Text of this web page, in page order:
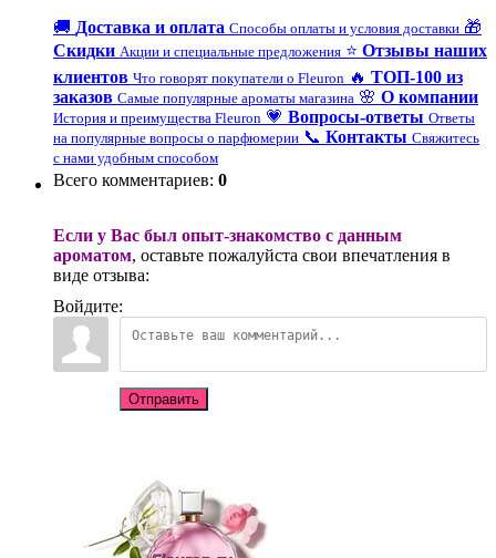
🚚 Доставка и оплата Способы оплаты и условия доставки 🎁
Скидки Акции и специальные предложения ⭐ Отзывы наших
клиентов Что говорят покупатели о Fleuron 🔥 ТОП-100 из
заказов Самые популярные ароматы магазина 🌸 О компании
История и преимущества Fleuron 💗 Вопросы-ответы Ответы
на популярные вопросы о парфюмерии 📞 Контакты Свяжитесь
с нами удобным способом
Всего комментариев: 0
Если у Вас был опыт-знакомство с данным
ароматом, оставьте пожалуйста свои впечатления в
виде отзыва:
Войдите:
Отправить